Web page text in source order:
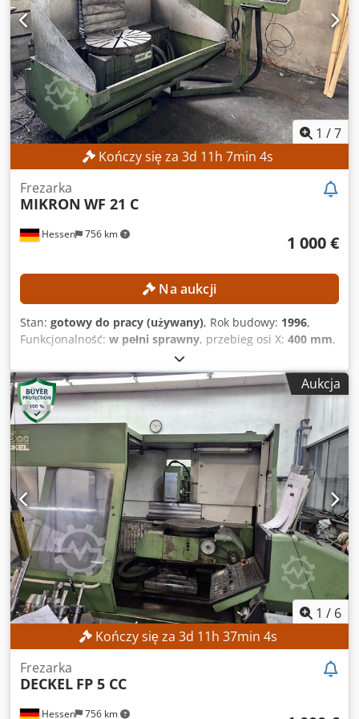
1 /7
Kończy się za 3d 11h 7min 2s
Hessen 756 km
Frezarka
MIKRON WF 21 C
1 000 €
Na aukcji
Stan: gotowy do pracy (używany), Rok budowy: 1996,
Funkcjonalność: w pełni sprawny, przebieg osi X: 400 mm,
, przesuw osi Z:
stołu:300 mm, długość stołu:450 mm, Brak ceny
minimalnej – gwarantowana sprzedaż po najwyższej
ofercie! DANE TECHNICZNE Skok osi X: 400 mm Dkjdezpwx
Hjpfx Am Ror Skok osi Y: 400 mm Skok osi Z: 400 mm
Powierzchnia stołu mocującego: 300 x 450 mm Liczba
otworów gwintowanych: 2 x 6
Aukcja
1 / 6
Kończy się za 3d 11h 37min 2s
Hessen 756 km
Frezarka
DECKEL FP 5 CC